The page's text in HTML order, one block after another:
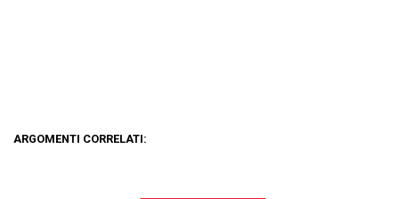
ARGOMENTI CORRELATI: